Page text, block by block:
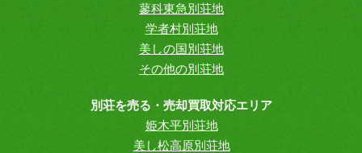
蓼科東急別荘地
学者村別荘地
美しの国別荘地
その他の別荘地
別荘を売る・売却買取対応エリア
姫木平別荘地
美し松高原別荘地